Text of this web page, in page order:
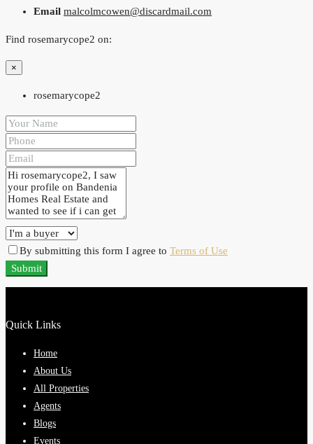
Email malcolmcowen@discardmail.com
Find rosemarycope2 on:
×
rosemarycope2
By submitting this form I agree to Terms of Use
Submit
Quick Links
Home
About Us
All Properties
Agents
Blogs
Events